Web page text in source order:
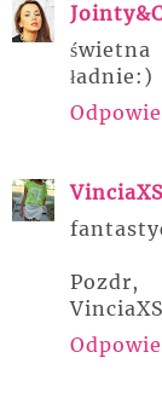
ładnie:)
VinciaXS
Pozdr,